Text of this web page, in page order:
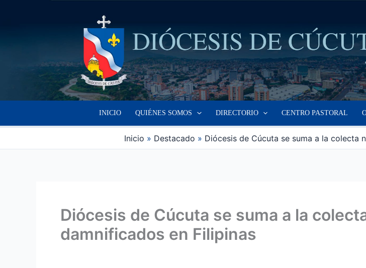
INICIO QUIÉNES SOMOS DIRECTORIO CENTRO PASTORAL
Inicio Destacado Diócesis de Cúcuta se suma a la colecta
Diócesis de Cúcuta se suma a la
damnificados en Filipinas